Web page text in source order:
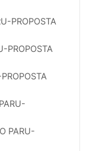
PROPOSTA
PROPOSTA
PARU-